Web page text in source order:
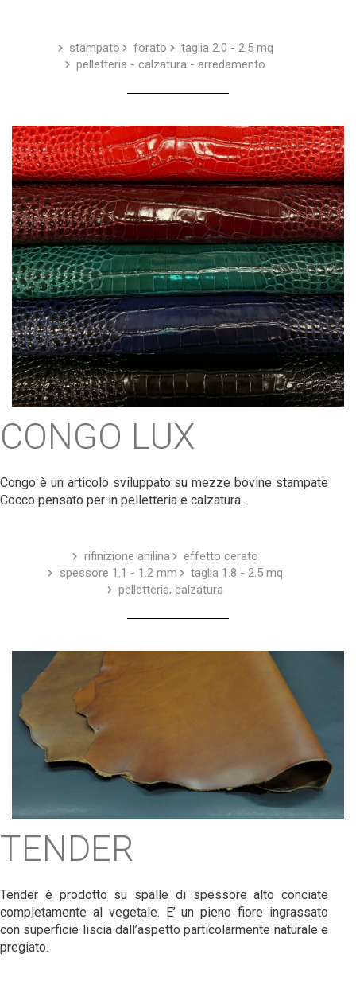
stampato forato
taglia 2.0 - 2.5 mq
pelletteria - calzatura - arredamento
CONGO LUX
Congo è un articolo sviluppato su mezze bovine stampate
Cocco pensato per in pelletteria e calzatura.
rifinizione anilina
effetto cerato
spessore 1.1 - 1.2 mm
taglia 1.8 - 2.5 mq
pelletteria, calzatura
TENDER
Tender è prodotto su spalle di spessore alto conciate
completamente al vegetale. E’ un pieno fiore ingrassato
con superficie liscia dall’aspetto particolarmente naturale e
pregiato.